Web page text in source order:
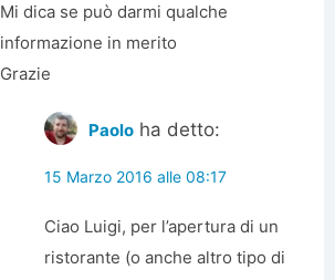
Mi dica se può darmi qualche
informazione in merito
Grazie
Paolo ha detto:
15 Marzo 2016 alle 08:17
Ciao Luigi, per l’apertura di un
ristorante (o anche altro tipo di